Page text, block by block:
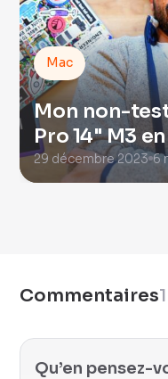
Mac
Mon non-
Pro 14" M3
29 décembre 2023 6
Commentaires
Qu’en pensez-